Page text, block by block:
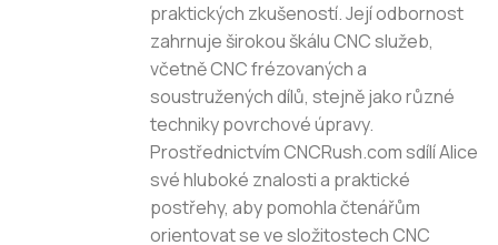
praktických zkušeností. Její odbornost
zahrnuje širokou škálu CNC služeb,
včetně CNC frézovaných a
soustružených dílů, stejně jako různé
techniky povrchové úpravy.
Prostřednictvím CNCRush.com sdílí Alice
své hluboké znalosti a praktické
postřehy, aby pomohla čtenářům
orientovat se ve složitostech CNC